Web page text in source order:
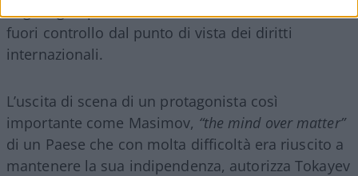
fuori controllo dal punto di vista dei diritti
internazionali.
L’uscita di scena di un protagonista così
importante come Masimov, “the mind over matter”
di un Paese che con molta difficoltà era riuscito a
mantenere la sua indipendenza, autorizza Tokayev